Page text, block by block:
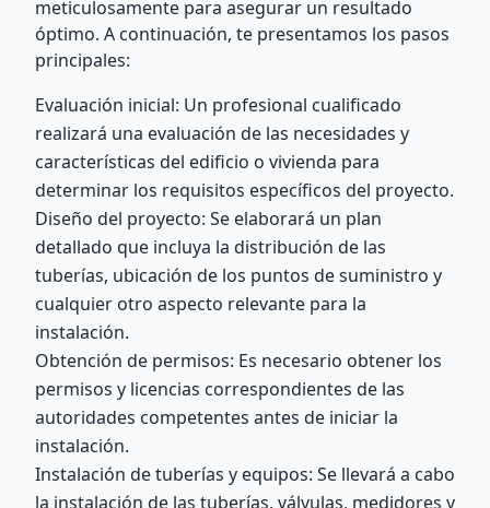
meticulosamente para asegurar un resultado
óptimo. A continuación, te presentamos los pasos
principales:
Evaluación inicial: Un profesional cualificado
realizará una evaluación de las necesidades y
características del edificio o vivienda para
determinar los requisitos específicos del proyecto.
Diseño del proyecto: Se elaborará un plan
detallado que incluya la distribución de las
tuberías, ubicación de los puntos de suministro y
cualquier otro aspecto relevante para la
instalación.
Obtención de permisos: Es necesario obtener los
permisos y licencias correspondientes de las
autoridades competentes antes de iniciar la
instalación.
Instalación de tuberías y equipos: Se llevará a cabo
la instalación de las tuberías, válvulas, medidores y